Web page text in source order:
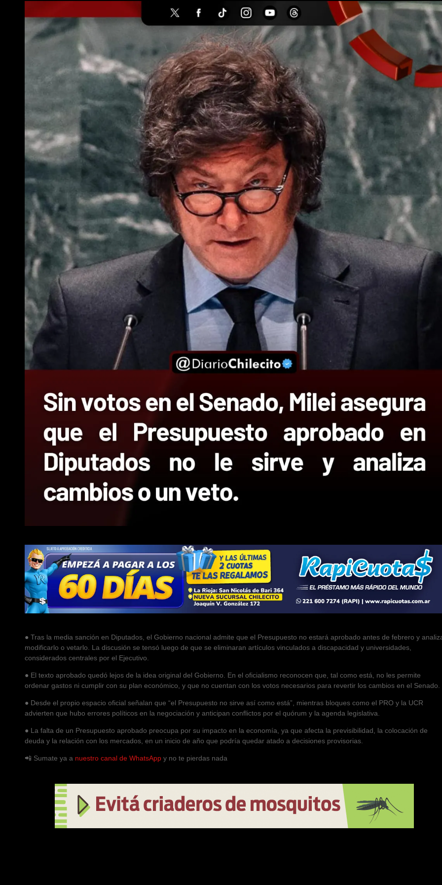
● Tras la media sanción en Diputados, el Gobierno nacional admite que el Presupuesto no estará aprobado antes de febrero y
modificarlo o vetarlo. La discusión se tensó luego de que se eliminaran artículos vinculados a discapacidad y universidades,
considerados centrales por el Ejecutivo.
● El texto aprobado quedó lejos de la idea original del Gobierno. En el oficialismo reconocen que, tal como está, no les permite
ordenar gastos ni cumplir con su plan económico, y que no cuentan con los votos necesarios para revertir los cambios en el Senado.
● Desde el propio espacio oficial señalan que “el Presupuesto no sirve así como está”, mientras bloques como el PRO y la UCR
advierten que hubo errores políticos en la negociación y anticipan conflictos por el quórum y la agenda legislativa.
● La falta de un Presupuesto aprobado preocupa por su impacto en la economía, ya que afecta la previsibilidad, la colocación de
deuda y la relación con los mercados, en un inicio de año que podría quedar atado a decisiones provisorias.
📲 Sumate ya a nuestro canal de WhatsApp y no te pierdas nada